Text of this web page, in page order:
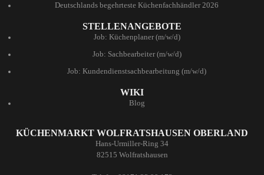
Deutschlands begehrteste Küchenfachhändler 2026
STELLENANGEBOTE
Job: Küchenplaner (m/w/d)
Job: Sachbearbeiter (m/w/d)
Job: Kundendienstsachbearbeitung (m/w/d)
WIKI
Blog
KÜCHENMARKT WOLFRATSHAUSEN OBERLAND
Hans-Urmiller-Ring 34
82515 Wolfratshausen